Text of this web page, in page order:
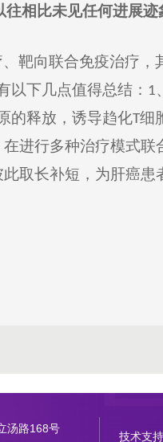
相比未见任何进展迹
、 靶向联合免疫治疗 ，
以下几点值得总结： 1
的释放，诱导趋化T细
在进行多种治疗模式联
取长补短，为肝癌
汤路168号
技术支